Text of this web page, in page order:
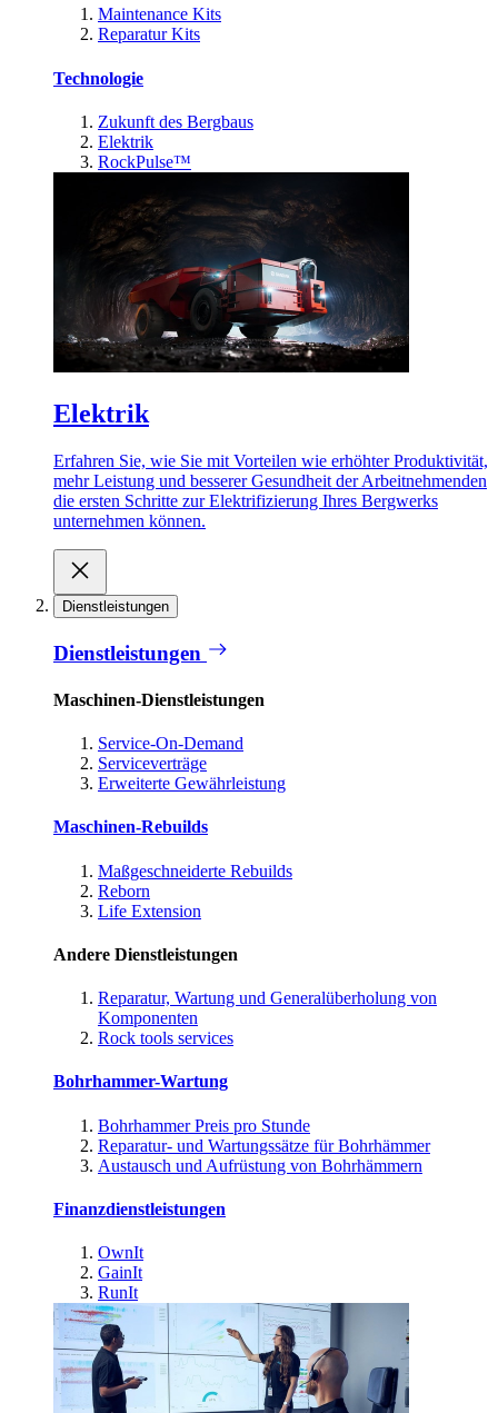
Maintenance Kits
Reparatur Kits
Technologie
Zukunft des Bergbaus
Elektrik
RockPulse™
Elektrik
Erfahren Sie, wie Sie mit Vorteilen wie erhöhter Produktivität,
mehr Leistung und besserer Gesundheit der Arbeitnehmenden
die ersten Schritte zur Elektrifizierung Ihres Bergwerks
unternehmen können.
Dienstleistungen
Dienstleistungen
Maschinen-Dienstleistungen
Service-On-Demand
Serviceverträge
Erweiterte Gewährleistung
Maschinen-Rebuilds
Maßgeschneiderte Rebuilds
Reborn
Life Extension
Andere Dienstleistungen
Reparatur, Wartung und Generalüberholung von
Komponenten
Rock tools services
Bohrhammer-Wartung
Bohrhammer Preis pro Stunde
Reparatur- und Wartungssätze für Bohrhämmer
Austausch und Aufrüstung von Bohrhämmern
Finanzdienstleistungen
OwnIt
GainIt
RunIt